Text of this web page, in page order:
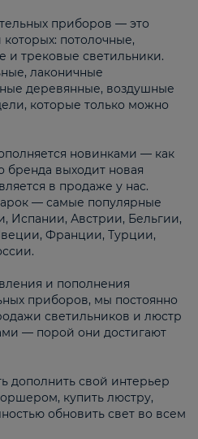
приборов — это
потолочные,
и трековые светильники.
лаконичные
деревянные, воздушные
которые только можно
новинками — как
бренда выходит новая
в продаже у нас.
— самые популярные
Испании, Австрии, Бельгии,
Франции, Турции,
и пополнения
приборов, мы постоянно
светильников и люстр
— порой они достигают
дополнить свой интерьер
купить люстру,
обновить свет во всем